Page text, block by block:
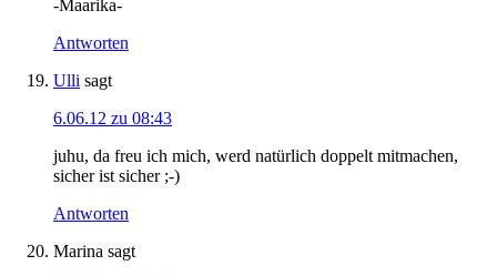
-Maarika-
Antworten
Ulli sagt
6.06.12 zu 08:43
juhu, da freu ich mich, werd natürlich doppelt mitmachen,
sicher ist sicher ;-)
Antworten
Marina sagt